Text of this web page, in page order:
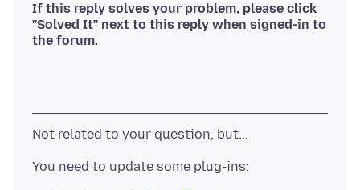
If this reply solves your problem, please click
"Solved It" next to this reply when signed-in to
the forum.